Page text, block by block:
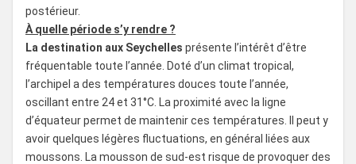
postérieur.
À quelle période s’y rendre ?
La destination aux Seychelles présente l’intérêt d’être
fréquentable toute l’année. Doté d’un climat tropical,
l’archipel a des températures douces toute l’année,
oscillant entre 24 et 31°C. La proximité avec la ligne
d’équateur permet de maintenir ces températures. Il peut y
avoir quelques légères fluctuations, en général liées aux
moussons. La mousson de sud-est risque de provoquer des